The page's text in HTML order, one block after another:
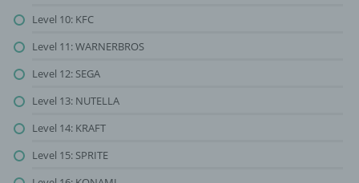
Level 10: KFC
Level 11: WARNERBROS
Level 12: SEGA
Level 13: NUTELLA
Level 14: KRAFT
Level 15: SPRITE